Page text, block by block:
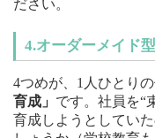
ださい。
4.オーダーメイド
4つめが、1人ひとり
育成」 です。社員を“
育成しようとしてい